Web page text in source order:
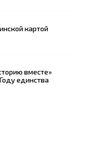
картой
вместе»
единства